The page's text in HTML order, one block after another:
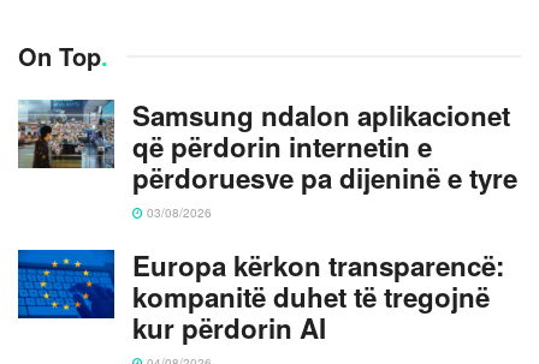
On Top.
Samsung ndalon aplikacionet
që përdorin internetin e
përdoruesve pa dijeninë e tyre
03/08/2026
Europa kërkon transparencë:
kompanitë duhet të tregojnë
kur përdorin AI